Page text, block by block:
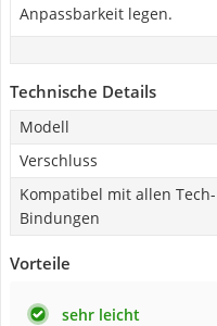
Anpassbarkeit legen.
Technische Details
Modell
Verschluss
Kompatibel mit allen Tech-
Bindungen
Vorteile
sehr leicht